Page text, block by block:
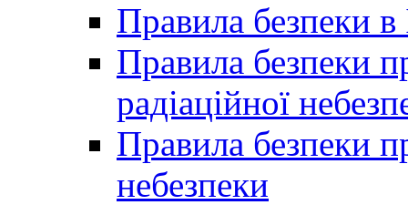
Правила безпеки в
Правила безпеки
радіаційної
Правила безпеки
небезпеки